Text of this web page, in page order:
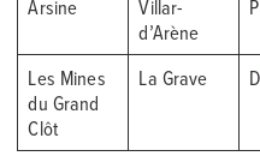
Arsine
Villar-
d’Arène
Les Mines
du Grand
Clôt
La Grave D